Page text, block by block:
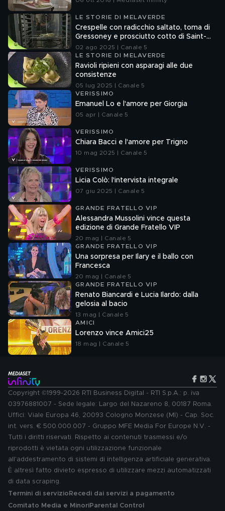
LE STORIE DI MELAVERDE
Crespelle con radicchio saltato, toma di
Gressoney e prosciutto cotto di Saint-
Oyen
02 ago 2025 | Canale 5
LE STORIE DI MELAVERDE
Ravioli ripieni con asparagi alle due
consistenze
05 lug 2025 | Canale 5
VERISSIMO
Emanuel Lo e l'amore per Giorgia
05 apr | Canale 5
VERISSIMO
Chiara Bacci e l'amore per Trigno
10 mag 2025 | Canale 5
VERISSIMO
Licia Colò: l'intervista integrale
07 giu 2025 | Canale 5
GRANDE FRATELLO VIP
Alessandra Mussolini vince questa
edizione di Grande Fratello VIP
20 mag | Canale 5
GRANDE FRATELLO VIP
Una sorpresa per Ilary e il ballo con
Francesca
20 mag | Canale 5
GRANDE FRATELLO VIP
Renato Biancardi e Lucia Ilardo: dalla
gelosia al bacio
13 mag | Canale 5
AMICI
Lorenzo vince Amici25
18 mag | Canale 5
Copyright ©1999-2026 RTI Business Digital - RTI S.p.A.: p. iva
03976881007 - Sede legale: Largo del Nazareno 8, 00187 Roma.
Uffici: Viale Europa 46, 20093 Cologno Monzese (MI) - Cap. Soc.
int. vers. € 500.000.007 - Gruppo MFE Media For Europe N.V. -
Tutti i diritti riservati. Rispetto ai contenuti trasmessi e/o
riprodotti è vietata ogni utilizzazione funzionale
all'addestramento di sistemi di intelligenza artificiale generativa.
È altresì fatto divieto espresso di utilizzare mezzi automatizzati
di data scraping.
Termini di servizio Recedi dai servizi a pagamento
Comitato Media e MinoriParental Control